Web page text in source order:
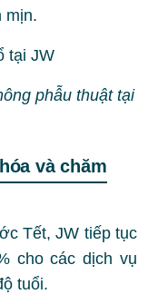
mịn.
phẫu thuật tại
và chăm
Tết, JW tiếp tục
cho các dịch vụ
tuổi.